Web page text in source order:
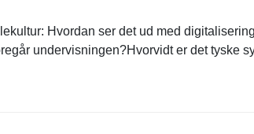
Hvordan ser det ud med
undervisningen?Hvorvidt er det tyske